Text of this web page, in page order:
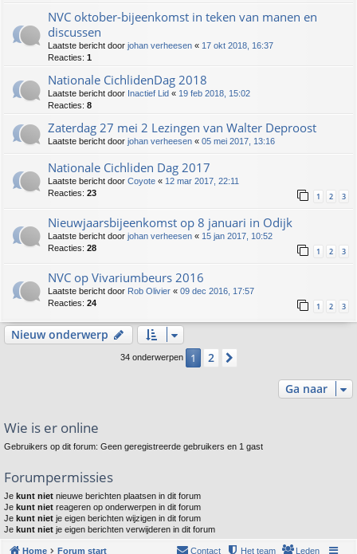
NVC oktober-bijeenkomst in teken van manen en
discussen
Laatste bericht door johan verheesen « 17 okt 2018, 16:37
Reacties: 1
Nationale CichlidenDag 2018
Laatste bericht door Inactief Lid « 19 feb 2018, 15:02
Reacties: 8
Zaterdag 27 mei 2 Lezingen van Walter Deproost
Laatste bericht door johan verheesen « 05 mei 2017, 13:16
Nationale Cichliden Dag 2017
Laatste bericht door Coyote « 12 mar 2017, 22:11
Reacties: 23 1 2 3
Nieuwjaarsbijeenkomst op 8 januari in Odijk
Laatste bericht door johan verheesen « 15 jan 2017, 10:52
Reacties: 28 1 2 3
NVC op Vivariumbeurs 2016
Laatste bericht door Rob Olivier « 09 dec 2016, 17:57
Reacties: 24 1 2 3
Nieuw onderwerp
34 onderwerpen 1 2
Ga naar
Wie is er online
Gebruikers op dit forum: Geen geregistreerde gebruikers en 1 gast
Forumpermissies
Je kunt niet nieuwe berichten plaatsen in dit forum
Je kunt niet reageren op onderwerpen in dit forum
Je kunt niet je eigen berichten wijzigen in dit forum
Je kunt niet je eigen berichten verwijderen in dit forum
Home Forum start Leden
Het team
Contact